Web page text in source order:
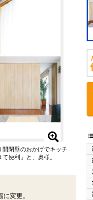
閉壁のおかげでキッチ
便利」と、奥様。
変更。